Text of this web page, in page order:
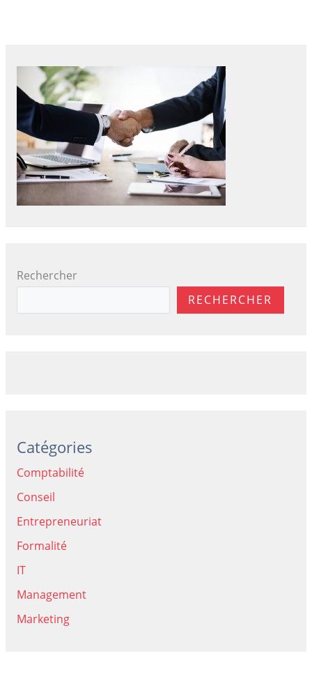
Rechercher
RECHERCHER
Catégories
Comptabilité
Conseil
Entrepreneuriat
Formalité
IT
Management
Marketing